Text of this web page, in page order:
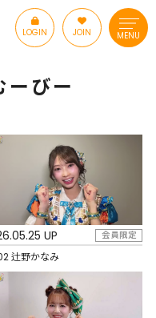
LOGIN JOIN MENU
びー
UP 会員限定
辻野かなみ